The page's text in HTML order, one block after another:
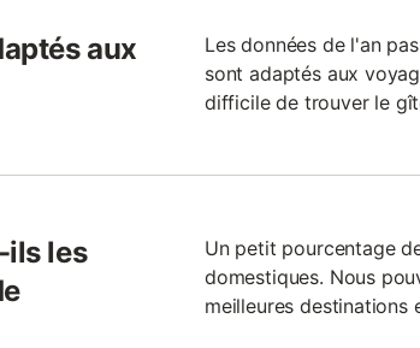
aux
Les données de l'an
sont adaptés aux
difficile de trouver le
ils les
Un petit pourcentage
domestiques. Nous
meilleures destinations